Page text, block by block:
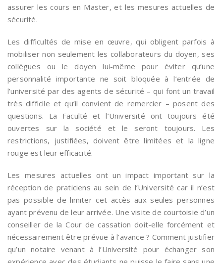
assurer les cours en Master, et les mesures actuelles de
sécurité.
Les difficultés de mise en œuvre, qui obligent parfois à
mobiliser non seulement les collaborateurs du doyen, ses
collègues ou le doyen lui-même pour éviter qu’une
personnalité importante ne soit bloquée à l’entrée de
l’université par des agents de sécurité – qui font un travail
très difficile et qu’il convient de remercier – posent des
questions. La Faculté et l’Université ont toujours été
ouvertes sur la société et le seront toujours. Les
restrictions, justifiées, doivent être limitées et la ligne
rouge est leur efficacité.
Les mesures actuelles ont un impact important sur la
réception de praticiens au sein de l’Université car il n’est
pas possible de limiter cet accès aux seules personnes
ayant prévenu de leur arrivée. Une visite de courtoisie d’un
conseiller de la Cour de cassation doit-elle forcément et
nécessairement être prévue à l’avance ? Comment justifier
qu’un notaire venant à l’Université pour échanger son